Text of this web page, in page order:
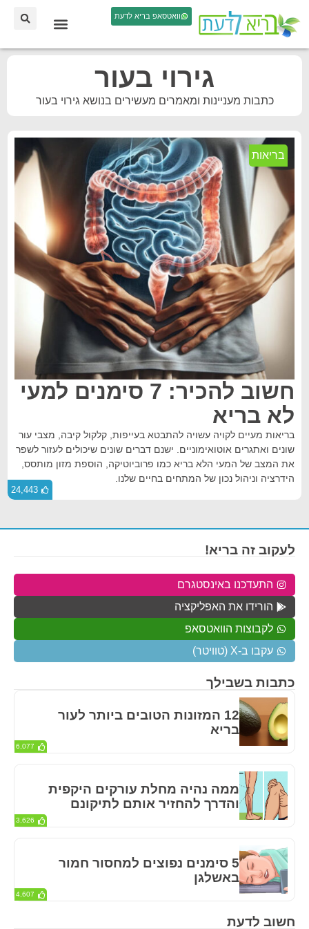
וואטסאפ בריא לדעת
גירוי בעור
כתבות מעניינות ומאמרים מעשירים בנושא גירוי בעור
בריאות
חשוב להכיר: 7 סימנים למעי
לא בריא
בריאות מעיים לקויה עשויה להתבטא בעייפות, קלקול קיבה, מצבי עור
שונים ואתגרים אוטואימוניים. ישנם דברים שונים שיכולים לעזור לשפר
את המצב של המעי הלא בריא כמו פרוביוטיקה, הוספת מזון מותסס,
הידרציה וניהול נכון של המתחים בחיים שלנו.
24,443
חשוב לדעת
כתבות בשבילך
12 המזונות הטובים ביותר לעור
בריא
6,077
ממה נהיה מחלת עורקים היקפית
והדרך להחזיר אותם לתיקונם
3,626
5 סימנים נפוצים למחסור חמור
באשלגן
4,607
לעקוב זה בריא!
התעדכנו באינסטגרם
הורידו את האפליקציה
לקבוצות הוואטסאפ
עקבו ב-X (טוויטר)